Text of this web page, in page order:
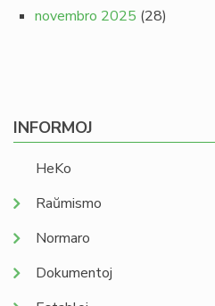
novembro 2025 (28)
INFORMOJ
HeKo
Raŭmismo
Normaro
Dokumentoj